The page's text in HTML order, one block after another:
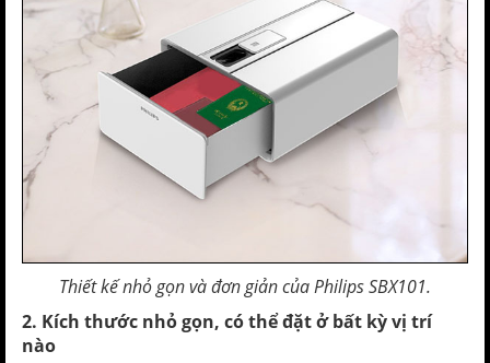
Thiết kế nhỏ gọn và đơn giản của Philips SBX101.
2. Kích thước nhỏ gọn, có thể đặt ở bất kỳ vị trí
nào